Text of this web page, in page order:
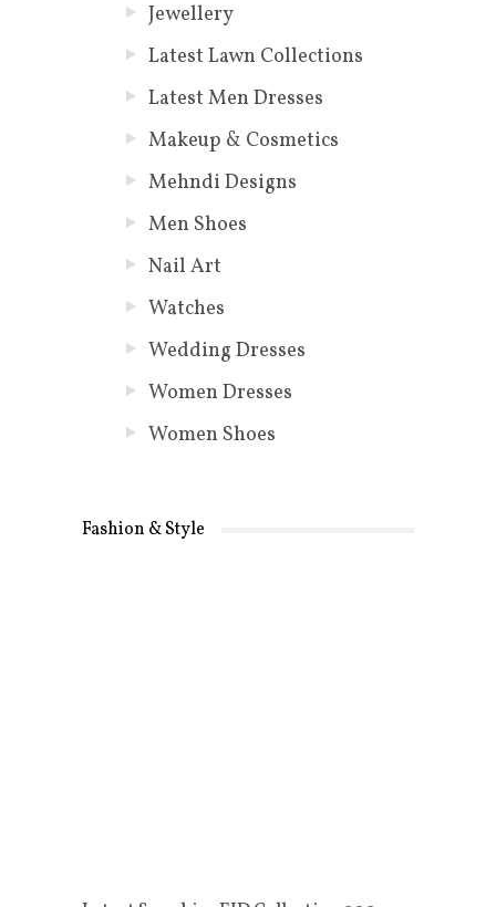
Jewellery
Latest Lawn Collections
Latest Men Dresses
Makeup & Cosmetics
Mehndi Designs
Men Shoes
Nail Art
Watches
Wedding Dresses
Women Dresses
Women Shoes
Fashion & Style